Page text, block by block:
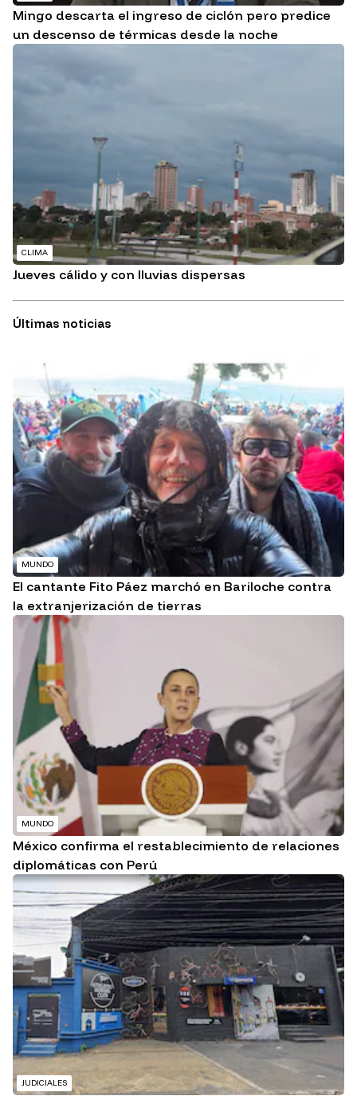
Mingo descarta el ingreso de ciclón pero predice
un descenso de térmicas desde la noche
CLIMA
Jueves cálido y con lluvias dispersas
Últimas noticias
MUNDO
El cantante Fito Páez marchó en Bariloche contra
la extranjerización de tierras
MUNDO
México confirma el restablecimiento de relaciones
diplomáticas con Perú
JUDICIALES